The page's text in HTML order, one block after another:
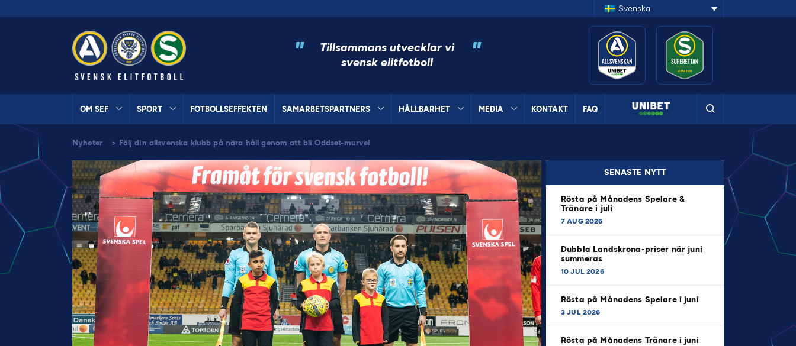
Svenska
"
Tillsammans utvecklar vi
svensk elitfotboll
"
OM SEF SPORT FOTBOLLSEFFEKTEN SAMARBETSPARTNERS HÅLLBARHET MEDIA KONTAKT FAQ
Nyheter > Följ din allsvenska klubb på nära håll genom att bli Oddset-murvel
SENASTE NYTT
Rösta på Månadens Spelare &
Tränare i juli
7 AUG 2026
Dubbla Landskrona-priser när juni
summeras
10 JUL 2026
Rösta på Månadens Spelare i juni
3 JUL 2026
Rösta på Månadens Tränare i juni